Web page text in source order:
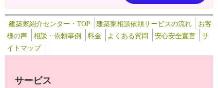
建築家紹介センター・TOP 建築家相談依頼サービスの流れ
お客
様の声
相談・依頼事例 料金 よくある質問 安心安全宣言
サ
イトマップ
サービス